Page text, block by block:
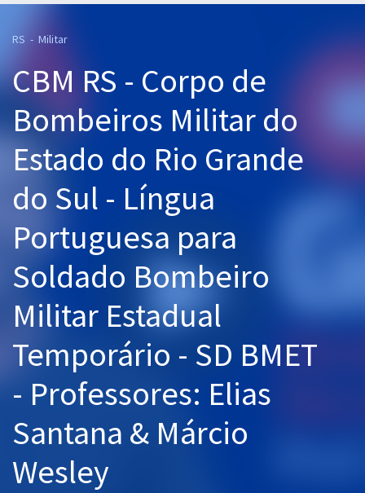
Cursos 20% OFF
Pós
Graduação
OAB
Questões grátis
Aprovados
RS - Militar
CBM RS - Corpo de
Bombeiros Militar do
Estado do Rio Grande
do Sul - Língua
Portuguesa para
Soldado Bombeiro
Militar Estadual
Temporário - SD BMET
- Professores: Elias
Santana & Márcio
Wesley